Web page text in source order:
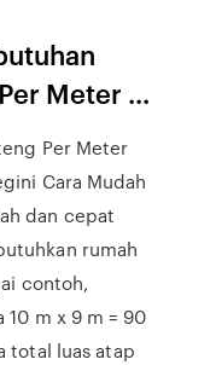
Meter ...
Per Meter
Cara Mudah
dan cepat
rumah
contoh,
10 m x 9 m = 90
total luas atap